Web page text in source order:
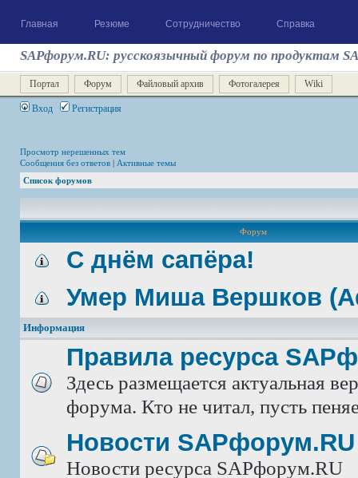
Главная Резюме Сотрудничество Справка
SAPфорум.RU: русскоязычный форум по продуктам
Портал Форум Файловый архив Фотогалерея Wiki
Вход Регистрация
Просмотр нерешенных тем
Сообщения без ответов | Активные темы
Список форумов
Форум
С днём сапёра!
Умер Миша Вершков
Информация
Правила ресурса
Здесь размещается актуальная
форума. Кто не читал, пусть
Новости SAPфорум.RU
Новости ресурса SAPфорум.RU